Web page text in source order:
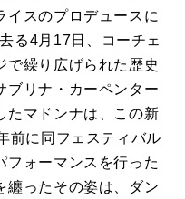
イスのプロデュースに
る4月17日、コーチェ
で繰り広げられた歴史
ブリナ・カーペンター
たマドンナは、この新
前に同フェスティバル
フォーマンスを行った
纏ったその姿は、ダン